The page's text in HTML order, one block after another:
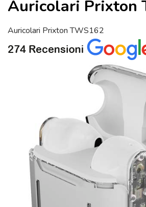
Auricolari Prixton
Auricolari Prixton TWS162